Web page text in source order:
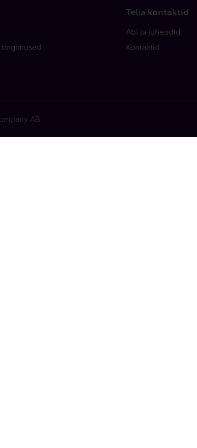
Telia kontaktid
Abi ja juhendid
Kontaktid
AB